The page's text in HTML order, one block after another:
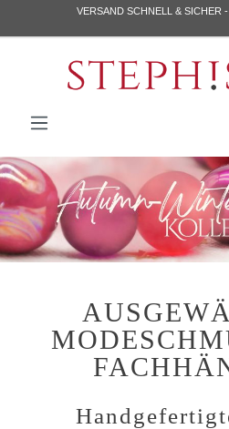
VERSAND SCHNELL & SICHER
MO-DO 8:30 -17:30 UHR,